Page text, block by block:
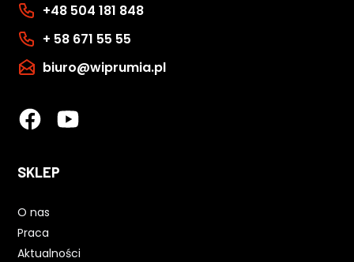
+48 504 181 848
+ 58 671 55 55
biuro@wiprumia.pl
SKLEP
O nas
Praca
Aktualności